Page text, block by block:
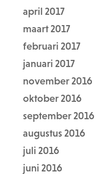
april 2017
maart 2017
februari 2017
januari 2017
november 2016
oktober 2016
september 2016
augustus 2016
juli 2016
juni 2016